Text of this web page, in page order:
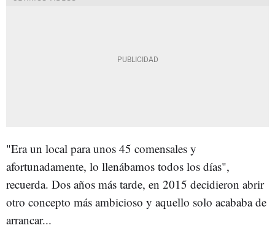
"Era un local para unos 45 comensales y
afortunadamente, lo llenábamos todos los días",
recuerda. Dos años más tarde, en 2015 decidieron abrir
otro concepto más ambicioso y aquello solo acababa de
arrancar...